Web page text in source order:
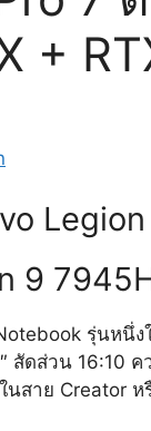
+
9
รุ่นหนึ่
สัดส่วน 16:10 ค
นสาย Creator